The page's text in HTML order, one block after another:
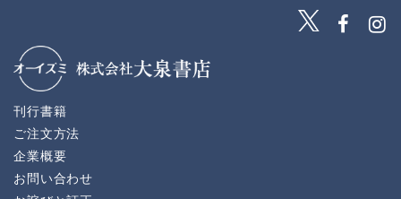
刊行書籍
ご注文方法
企業概要
お問い合わせ